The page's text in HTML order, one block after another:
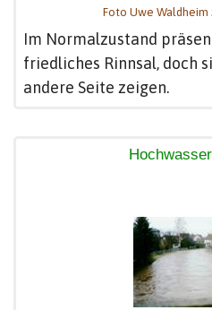
Foto Uwe Waldheim
Im Normalzustand
friedliches Rinnsal, doch
andere Seite zeigen.